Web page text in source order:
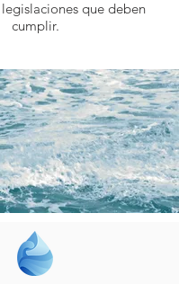
que deben
cumplir.